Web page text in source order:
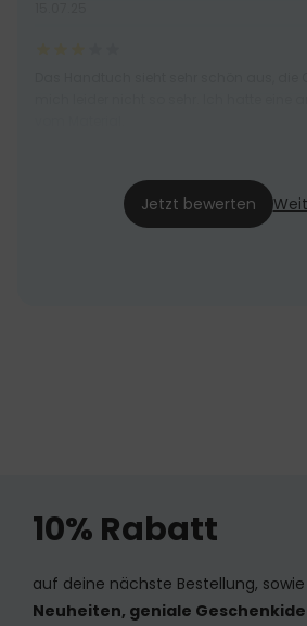
Jetzt bewerten
10% Rabatt
auf deine nächste Bestellung,
Neuheiten, geniale